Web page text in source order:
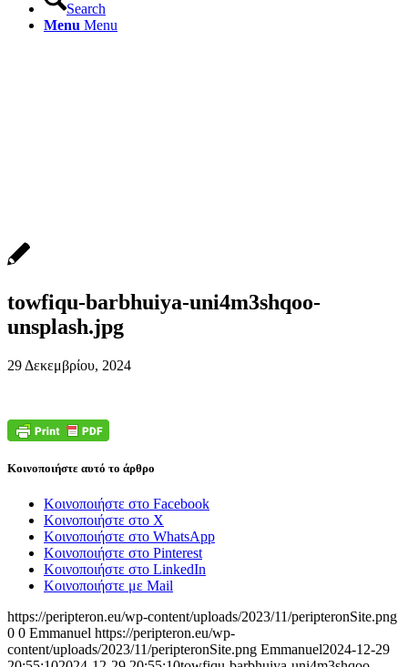
Search
Menu Menu
towfiqu-barbhuiya-uni4m3shqoo-
unsplash.jpg
29 Δεκεμβρίου, 2024
Κοινοποιήστε αυτό το άρθρο
Κοινοποιήστε στο Facebook
Κοινοποιήστε στο X
Κοινοποιήστε στο WhatsApp
Κοινοποιήστε στο Pinterest
Κοινοποιήστε στο LinkedIn
Κοινοποιήστε με Mail
https://peripteron.eu/wp-content/uploads/2023/11/peripteronSite.png
0 0 Emmanuel https://peripteron.eu/wp-
content/uploads/2023/11/peripteronSite.png Emmanuel2024-12-29